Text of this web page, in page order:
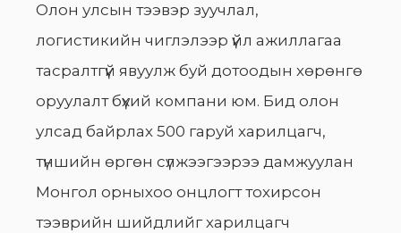
Олон улсын тээвэр зуучлал,
логистикийн чиглэлээр үйл ажиллагаа
тасралтгүй явуулж буй дотоодын хөрөнгө
оруулалт бүхий компани юм. Бид олон
улсад байрлах 500 гаруй харилцагч,
түншийн өргөн сүлжээгээрээ дамжуулан
Монгол орныхоо онцлогт тохирсон
тээврийн шийдлийг харилцагч